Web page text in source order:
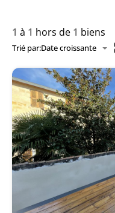
1 à 1 hors de 1 biens
Trié par:Date croissante